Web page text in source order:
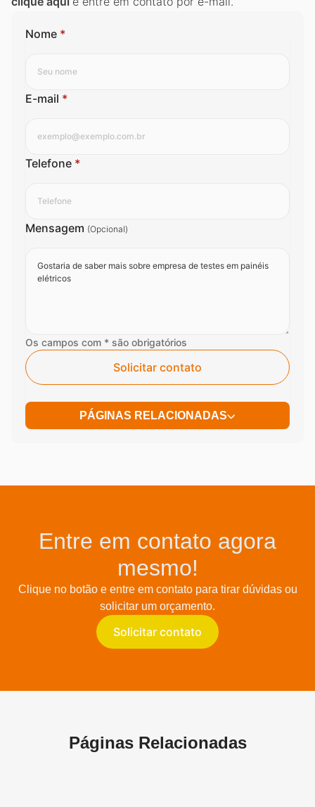
Nome *
E-mail *
Telefone *
Mensagem (Opcional)
Os campos com * são obrigatórios
Solicitar contato
PÁGINAS RELACIONADAS
Entre em contato agora
mesmo!
Clique no botão e entre em contato para tirar dúvidas ou
solicitar um orçamento.
Solicitar contato
Páginas Relacionadas